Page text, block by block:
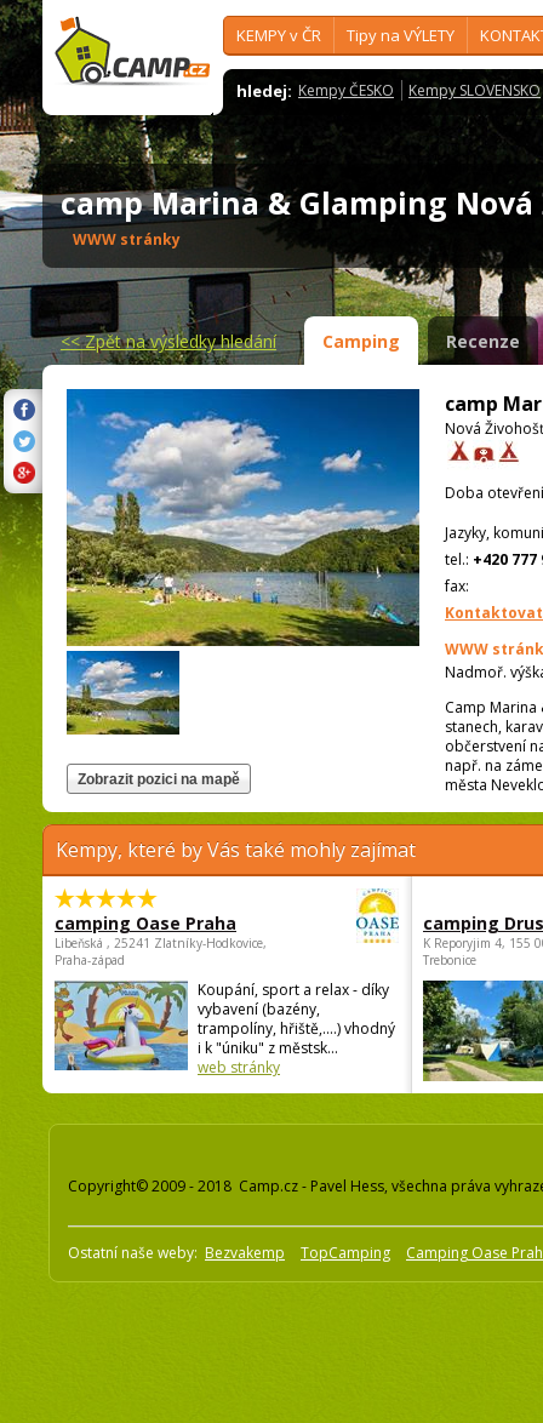
KEMPY v ČR Tipy na VÝLETY
hledej: Kempy ČESKO Kempy SLOVENSKO
camp Marina & Glamping
WWW stránky
<<Zpět na výsledky hledání Camping Recenze
camp
Nová
Doba
Jazyky,
tel.: +420 777
fax:
WWW
Nadmoř.
Camp Marina
stanech,
občerstvení
např. na
města
Kempy, které by Vás také mohly zajímat
camping Oase Praha
Libeňská , 25241 Zlatníky-Hodkovice,
Praha-západ
Koupání, sport a relax - díky
vybavení (bazény,
trampolíny, hřiště,....) vhodný
i k "úniku" z městsk...
web stránky
camping
K Reporyjim 4, 155
Trebonice
Copyright© 2009 - 2018 Camp.cz - Pavel Hess, všechna práva
Ostatní naše weby: Bezvakemp TopCamping Camping Oase